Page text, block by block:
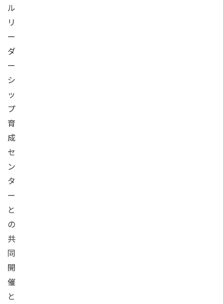
ル
リ
ー
ダ
ー
シ
ッ
プ
育
成
セ
ン
タ
ー
と
の
共
同
開
催
と